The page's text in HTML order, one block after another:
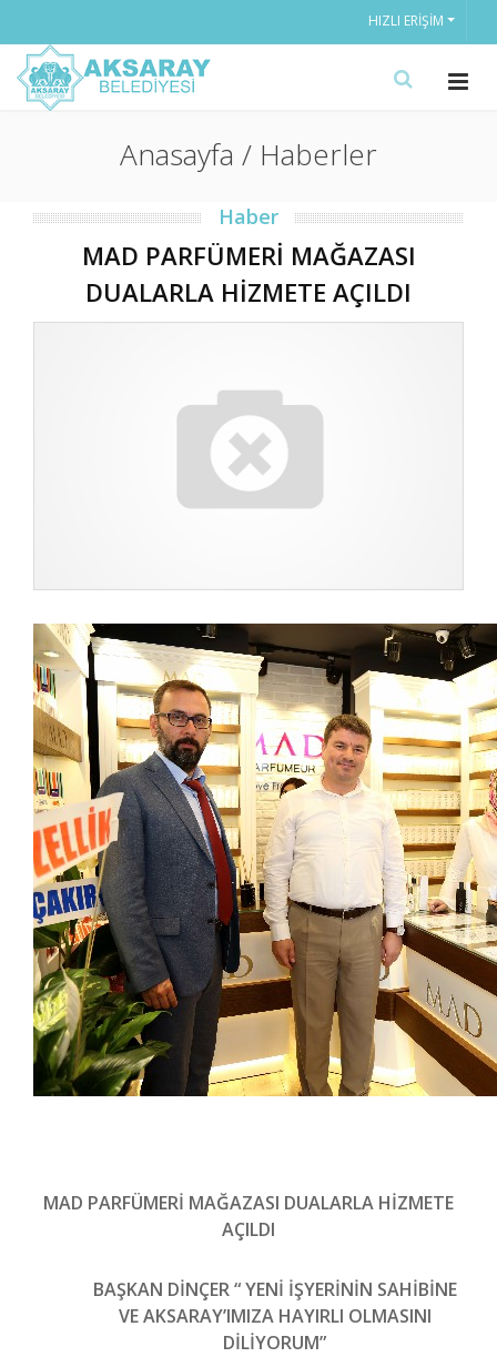
HIZLI ERIŞIM
Anasayfa / Haberler
Haber
MAD PARFÜMERİ MAĞAZASI
DUALARLA HİZMETE AÇILDI
MAD PARFÜMERİ MAĞAZASI DUALARLA HİZMETE
AÇILDI
BAŞKAN DİNÇER “ YENİ İŞYERİNİN SAHİBİNE
VE AKSARAY’IMIZA HAYIRLI OLMASINI
DİLİYORUM”